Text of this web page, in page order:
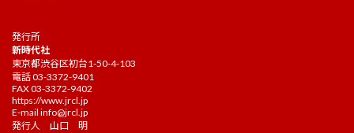
発行所
新時代社
東京都渋谷区初台1-50-4-103
電話 03-3372-9401
FAX 03-3372-9402
https://www.jrcl.jp
E-mail info@jrcl.jp
発行人 山口 明